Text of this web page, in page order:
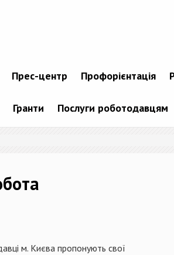
Прес-центр Профорієнтація
Гранти Послуги роботодавцям
м. Києва пропонують свої